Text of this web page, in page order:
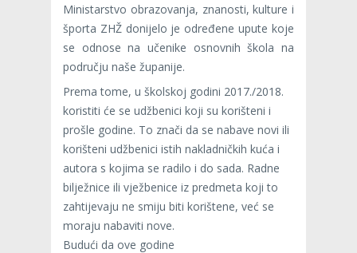
Ministarstvo obrazovanja, znanosti, kulture i
športa ZHŽ donijelo je određene upute koje
se odnose na učenike osnovnih škola na
području naše županije.
Prema tome, u školskoj godini 2017./2018.
koristiti će se udžbenici koji su korišteni i
prošle godine. To znači da se nabave novi ili
korišteni udžbenici istih nakladničkih kuća i
autora s kojima se radilo i do sada. Radne
bilježnice ili vježbenice iz predmeta koji to
zahtijevaju ne smiju biti korištene, već se
moraju nabaviti nove.
Budući da ove godine